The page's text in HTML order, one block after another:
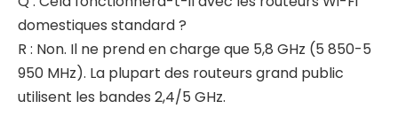
domestiques standard ?
R : Non. Il ne prend en charge que 5,8 GHz (5 850-5
950 MHz). La plupart des routeurs grand public
utilisent les bandes 2,4/5 GHz.